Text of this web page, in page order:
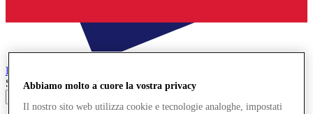
Roermond
Search input
Abbiamo molto a cuore la vostra privacy
Il nostro sito web utilizza cookie e tecnologie analoghe, impostati